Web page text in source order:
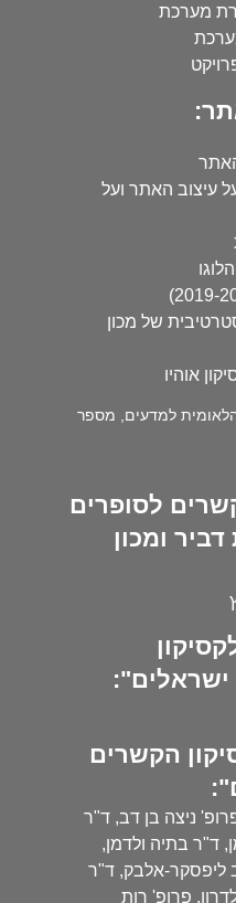
מערכת
עיצוב האתר ועל
של מכון
אוהיו
למדעים, מספר
לסופרים
ומכון
הקשרים
ניצה בן דב, ד"ר
ד"ר בתיה ולדמן,
ליפסקר-אלבק, ד"ר
פרופ' רות